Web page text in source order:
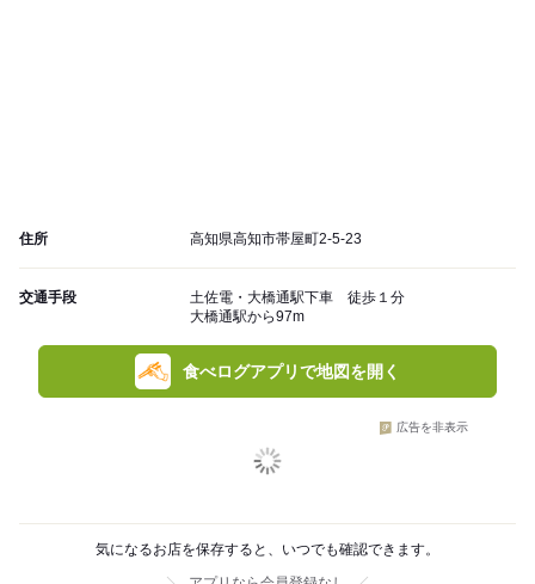
住所 高知県高知市帯屋町2-5-23
交通手段
土佐電・大橋通駅下車 徒歩１分
大橋通駅から97m
食べログアプリで地図を開く
広告を非表示
気になるお店を保存すると、いつでも確認できます。